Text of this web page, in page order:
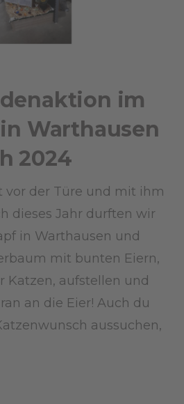
im
Warthausen
2024
vor der Türe und mit ihm
dieses Jahr durften wir
in Warthausen und
mit bunten Eiern,
Katzen, aufstellen und
an die Eier! Auch du
aussuchen,